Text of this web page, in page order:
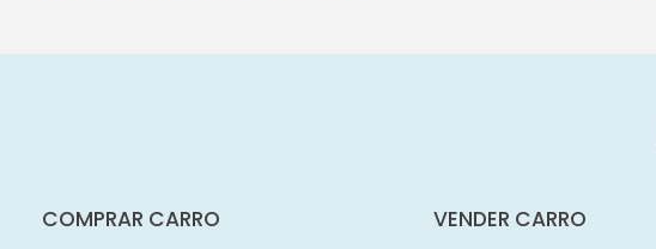
COMPRAR CARRO VENDER CARRO